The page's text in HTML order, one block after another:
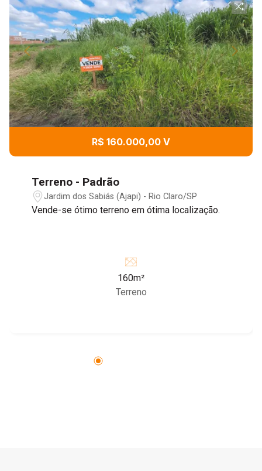
R$ 160.000,00 V
Terreno - Padrão
Jardim dos Sabiás (Ajapi) - Rio Claro/SP
Vende-se ótimo terreno em ótima localização.
160m²
Terreno